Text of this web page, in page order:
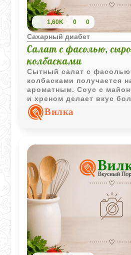
1,60K 0 0
Сахарный диабет
Салат с фасолью,
колбасками
Сытный салат с
колбасками получается
ароматным. Соус с
и хреном делает вкус
выразительным.
Вилка